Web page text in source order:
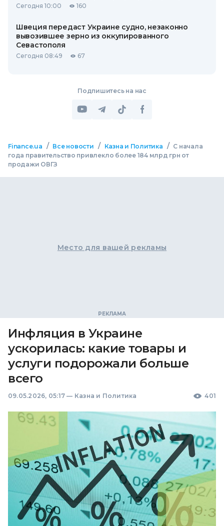
Сегодня 10:00 160
Швеция передаст Украине судно, незаконно
вывозившее зерно из оккупированного
Севастополя
Сегодня 08:49 67
Подпишитесь на нас
Finance.ua / Все новости / Казна и Политика / С начала
года правительство привлекло более 184 млрд грн от
продажи ОВГЗ
Место для вашей рекламы
Инфляция в Украине
ускорилась: какие товары и
услуги подорожали больше
всего
09.05.2026, 05:17 — Казна и Политика 401